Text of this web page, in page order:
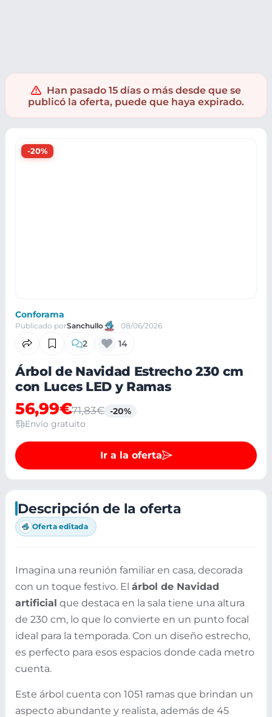
Han pasado 15 días o más desde que se
publicó la oferta, puede que haya expirado.
-20%
Conforama
Publicado porSanchullo 08/06/2026
2 14
Árbol de Navidad Estrecho 230 cm
con Luces LED y Ramas
56,99€71,83€ -20%
Envío gratuito
Ir a la oferta
Descripción de la oferta
Oferta editada
Imagina una reunión familiar en casa, decorada
con un toque festivo. El árbol de Navidad
artificial que destaca en la sala tiene una altura
de 230 cm, lo que lo convierte en un punto focal
ideal para la temporada. Con un diseño estrecho,
es perfecto para esos espacios donde cada metro
cuenta.
Este árbol cuenta con 1051 ramas que brindan un
aspecto abundante y realista, además de 45